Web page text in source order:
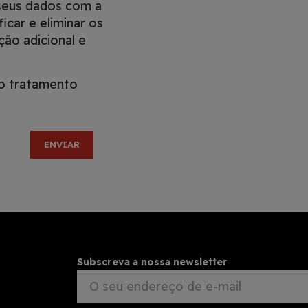
dados com a
e eliminar os
adicional e
tratamento
Subscreva a nossa newsletter